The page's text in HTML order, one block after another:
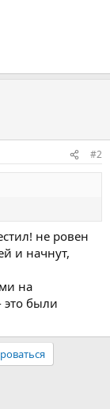
#2
не ровен
и начнут,
на
были